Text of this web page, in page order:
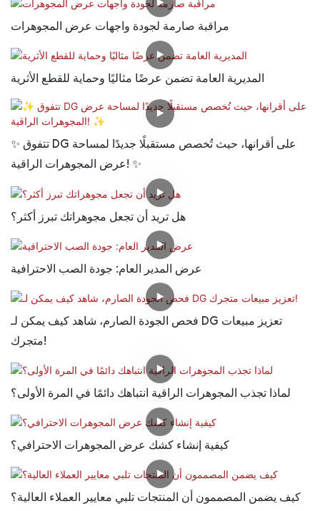
مراقبة صارمة لجودة واجهات عرض المجوهرات
المديرية العامة تضمن عرضًا مثاليًا وحماية للقطع الأثرية
✨ تتفوق DG على أقرانها، حيث تُخصص مستقبلًا جديدًا لمساحة
عرض المجوهرات الراقية! ✨
هل تريد أن تجعل مجوهراتك تبرز أكثر؟
عرض المدير العام: جودة الصب الاحترافية
فحص الجودة الصارم، شاهد كيف يمكن لـ DG تعزيز مبيعات
متجرك!
لماذا تجذب المجوهرات الراقية انتباهك دائمًا في المرة الأولى؟
كيفية إنشاء كشك عرض المجوهرات الاحترافي؟
كيف يضمن المصممون أن المنتجات تلبي معايير العملاء العالية؟